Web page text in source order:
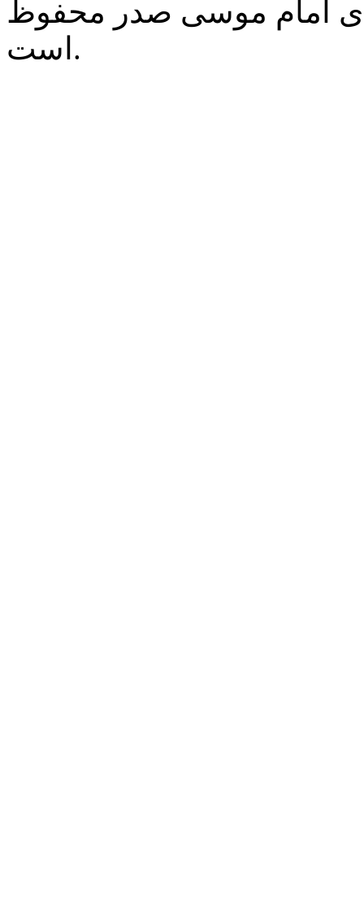
امام موسی صدر محفوظ
است.